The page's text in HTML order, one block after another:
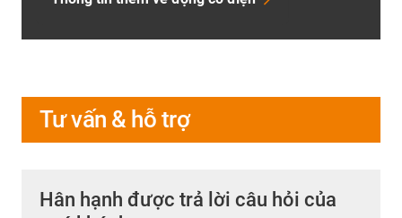
Tư vấn & hỗ trợ
Hân hạnh được trả lời câu hỏi của